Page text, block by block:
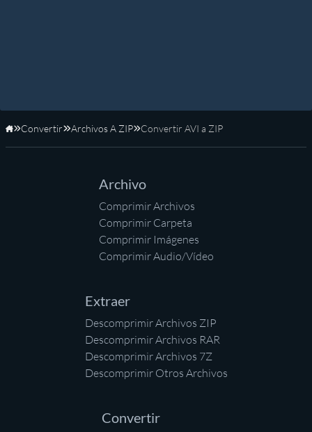
Inicio
Convertir Archivos A ZIP Convertir AVI a ZIP
Archivo
Comprimir Archivos
Comprimir Carpeta
Comprimir Imágenes
Comprimir Audio/Vídeo
Extraer
Descomprimir Archivos ZIP
Descomprimir Archivos RAR
Descomprimir Archivos 7Z
Descomprimir Otros Archivos
Convertir